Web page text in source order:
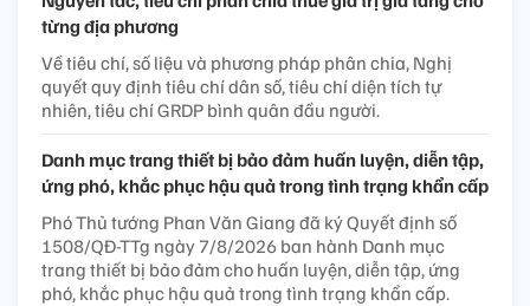
từng địa phương
Về tiêu chí, số liệu và phương pháp phân chia, Nghị
quyết quy định tiêu chí dân số, tiêu chí diện tích tự
nhiên, tiêu chí GRDP bình quân đầu người.
Danh mục trang thiết bị bảo đảm huấn luyện, diễn tập,
ứng phó, khắc phục hậu quả trong tình trạng khẩn cấp
Phó Thủ tướng Phan Văn Giang đã ký Quyết định số
1508/QĐ-TTg ngày 7/8/2026 ban hành Danh mục
trang thiết bị bảo đảm cho huấn luyện, diễn tập, ứng
phó, khắc phục hậu quả trong tình trạng khẩn cấp.